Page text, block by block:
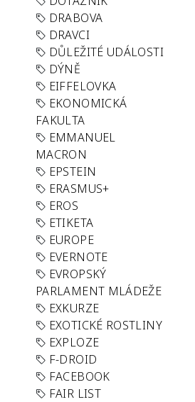
DRABOVA
DRAVCI
DŮLEŽITÉ UDÁLOSTI
DÝNĚ
EIFFELOVKA
EKONOMICKÁ
FAKULTA
EMMANUEL
MACRON
EPSTEIN
ERASMUS+
EROS
ETIKETA
EUROPE
EVERNOTE
EVROPSKÝ
PARLAMENT MLÁDEŽE
EXKURZE
EXOTICKÉ ROSTLINY
EXPLOZE
F-DROID
FACEBOOK
FAIR LIST